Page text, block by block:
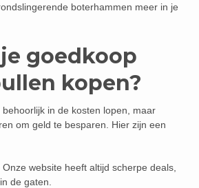
boterhammen meer in je
goedkoop
kopen?
in de kosten lopen, maar
om geld te besparen. Hier zijn een
Onze website heeft altijd scherpe deals,
de gaten.